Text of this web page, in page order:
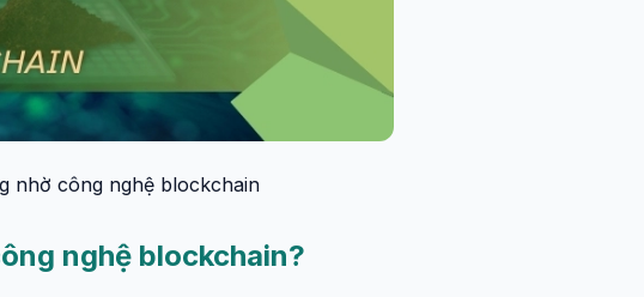
nhờ công nghệ blockchain
nghệ blockchain?